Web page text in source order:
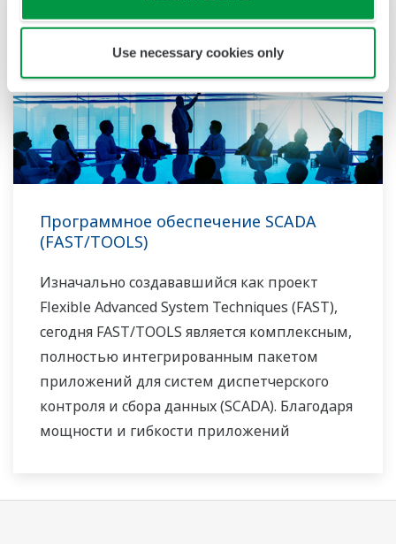
Use necessary cookies only
Программное обеспечение SCADA
(FAST/TOOLS)
Изначально создававшийся как проект
Flexible Advanced System Techniques (FAST),
сегодня FAST/TOOLS является комплексным,
полностью интегрированным пакетом
приложений для систем диспетчерского
контроля и сбора данных (SCADA). Благодаря
мощности и гибкости приложений
процессов отдельных единиц оборудования